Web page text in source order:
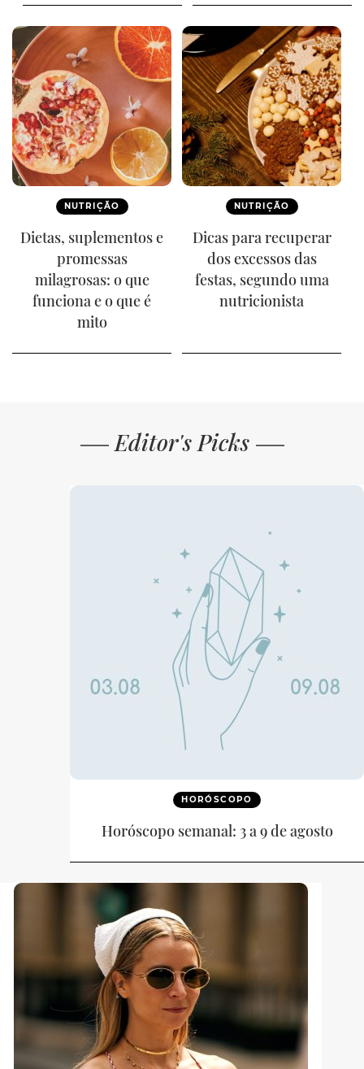
NUTRIÇÃO
Dietas, suplementos e
promessas
milagrosas: o que
funciona e o que é
mito
NUTRIÇÃO
Dicas para recuperar
dos excessos das
festas, segundo uma
nutricionista
Editor's Picks
HORÓSCOPO
Horóscopo semanal: 3 a 9 de agosto